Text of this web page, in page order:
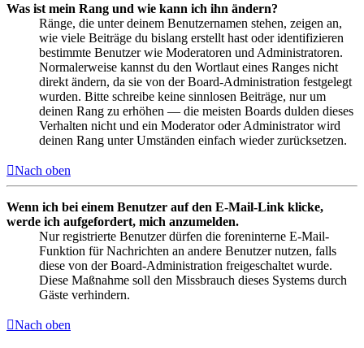
Was ist mein Rang und wie kann ich ihn ändern?
Ränge, die unter deinem Benutzernamen stehen, zeigen an,
wie viele Beiträge du bislang erstellt hast oder identifizieren
bestimmte Benutzer wie Moderatoren und Administratoren.
Normalerweise kannst du den Wortlaut eines Ranges nicht
direkt ändern, da sie von der Board-Administration festgelegt
wurden. Bitte schreibe keine sinnlosen Beiträge, nur um
deinen Rang zu erhöhen — die meisten Boards dulden dieses
Verhalten nicht und ein Moderator oder Administrator wird
deinen Rang unter Umständen einfach wieder zurücksetzen.
Nach oben
Wenn ich bei einem Benutzer auf den E-Mail-Link klicke,
werde ich aufgefordert, mich anzumelden.
Nur registrierte Benutzer dürfen die foreninterne E-Mail-
Funktion für Nachrichten an andere Benutzer nutzen, falls
diese von der Board-Administration freigeschaltet wurde.
Diese Maßnahme soll den Missbrauch dieses Systems durch
Gäste verhindern.
Nach oben